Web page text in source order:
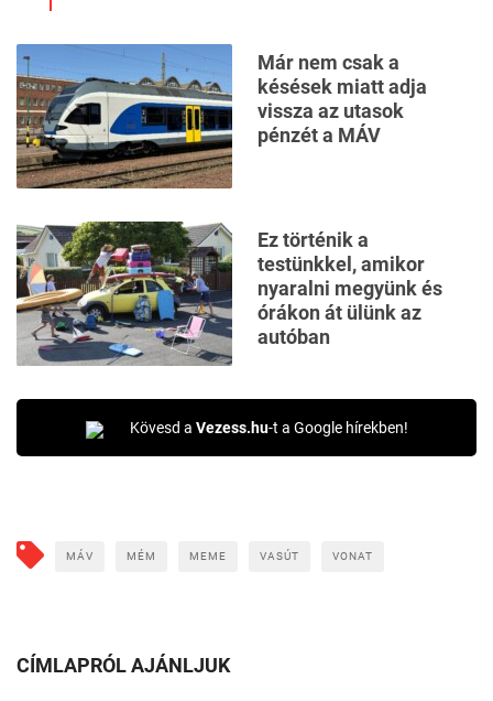
Már nem csak a
késések miatt adja
vissza az utasok
pénzét a MÁV
Ez történik a
testünkkel, amikor
nyaralni megyünk és
órákon át ülünk az
autóban
Kövesd a Vezess.hu-t a Google hírekben!
MÁV MÉM MEME VASÚT VONAT
CÍMLAPRÓL AJÁNLJUK